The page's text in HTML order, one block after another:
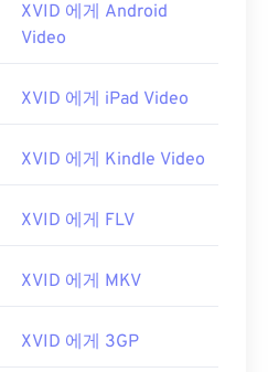
XVID 에게 Android
Video
XVID 에게 iPad Video
XVID 에게 Kindle Video
XVID 에게 FLV
XVID 에게 MKV
XVID 에게 3GP